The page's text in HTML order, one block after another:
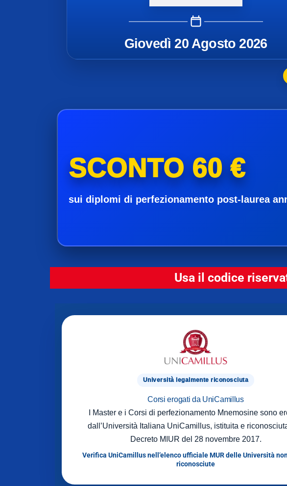
Giovedì 20 Agosto 2026
SCONTO 60 €
sui diplomi di perfezionamento post-laurea
Usa il codice
Università legalmente riconosciuta
Corsi erogati da UniCamillus
I Master e i Corsi di perfezionamento Mnemosine sono
dall’Università Italiana UniCamillus, istituita e
Decreto MIUR del 28 novembre 2017.
Verifica UniCamillus nell’elenco ufficiale MUR delle Università
riconosciute